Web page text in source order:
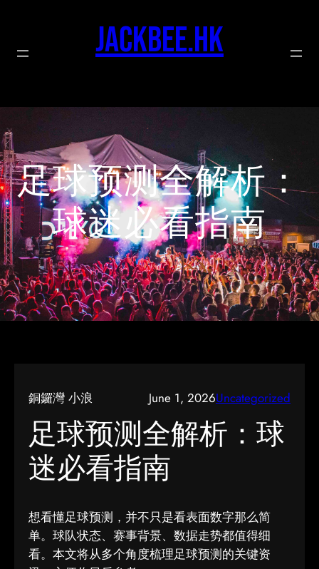
content
jackbee.hk
足球预测全解析：
球迷必看指南
銅鑼灣 小浪 June 1, 2026Uncategorized
足球预测全解析：球
迷必看指南
想看懂足球预测，并不只是看表面数字那么简
单。球队状态、赛事背景、数据走势都值得细
看。本文将从多个角度梳理足球预测的关键资